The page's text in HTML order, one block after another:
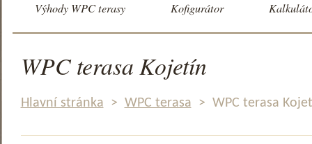
Výhody WPC terasy Kofigurátor
WPC terasa Kojetín
Hlavní stránka > WPC terasa > WPC terasa